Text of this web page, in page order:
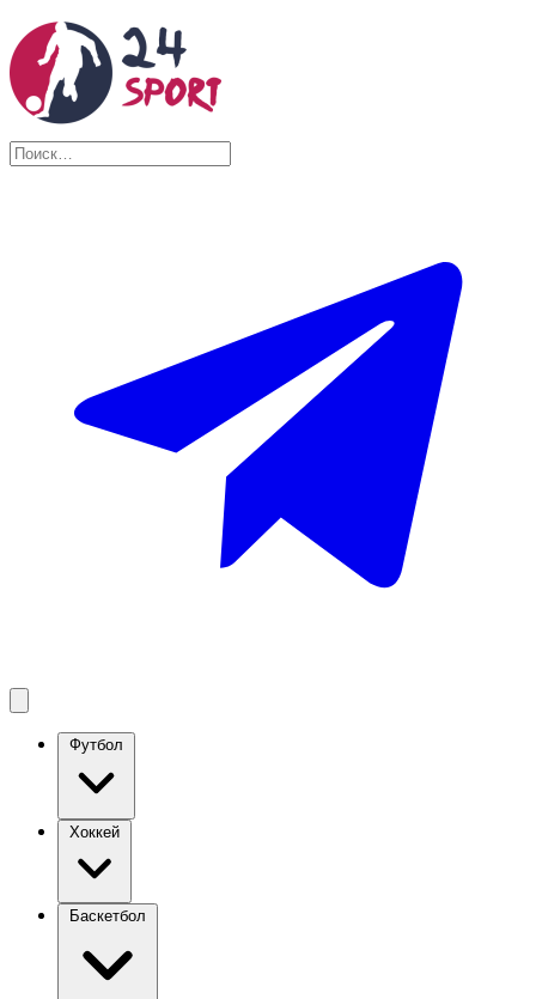
Футбол
Хоккей
Баскетбол